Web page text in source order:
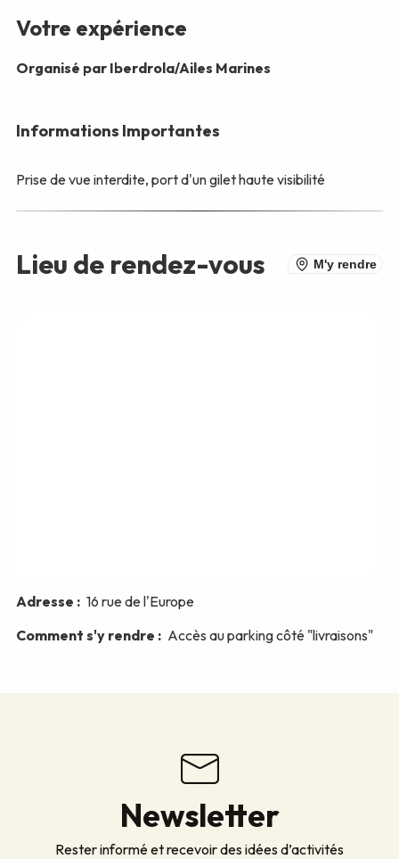
Newsletter
Rester informé et recevoir des idées d’activités